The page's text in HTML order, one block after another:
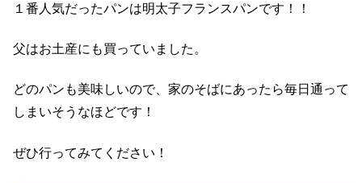
１番人気だったパンは明太子フランスパンです！！
父はお土産にも買っていました。
どのパンも美味しいので、家のそばにあったら毎日通って
しまいそうなほどです！
ぜひ行ってみてください！